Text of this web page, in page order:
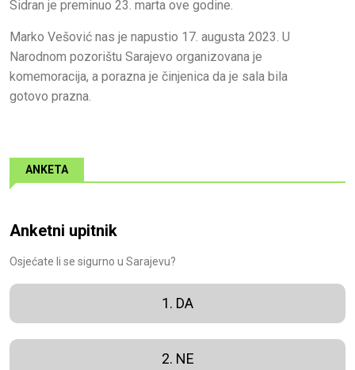
Sidran je preminuo 23. marta ove godine.
Marko Vešović nas je napustio 17. augusta 2023. U
Narodnom pozorištu Sarajevo organizovana je
komemoracija, a porazna je činjenica da je sala bila
gotovo prazna.
ANKETA
Anketni upitnik
Osjećate li se sigurno u Sarajevu?
1. DA
2. NE